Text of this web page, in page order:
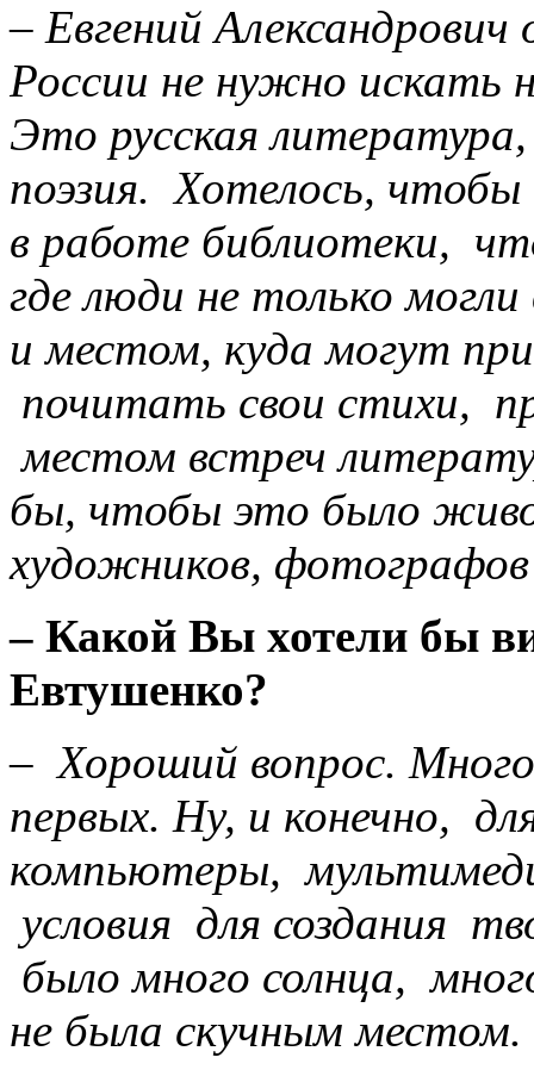
– Евгений
России не нужно искать
Это русская
поэзия. Хотелось,
в работе библиотеки,
где люди не только
и местом, куда могут
почитать свои стихи,
местом встреч
бы, чтобы это было
художников,
– Какой Вы хотели бы
Евтушенко?
– Хороший вопрос.
первых. Ну, и конечно,
компьютеры,
условия для создания
было много солнца,
не была скучным